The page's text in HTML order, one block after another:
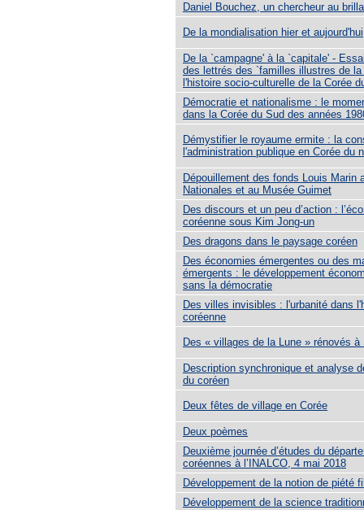
Daniel Bouchez, un chercheur au
De la mondialisation hier et aujourd'hui
De la `campagne' à la `capitale' -
des lettrés des `familles illustres de
l'histoire socio-culturelle de la Corée
Démocratie et nationalisme : le
dans la Corée du Sud des années
Démystifier le royaume ermite : la
l'administration publique en Corée du
Dépouillement des fonds Louis Marin
Nationales et au Musée Guimet
Des discours et un peu d’action :
coréenne sous Kim Jong-un
Des dragons dans le paysage coréen
Des économies émergentes ou des
émergents : le développement
sans la démocratie
Des villes invisibles : l'urbanité dans
coréenne
Des « villages de la Lune » rénovés à
Description synchronique et analyse
du coréen
Deux fêtes de village en Corée
Deux poèmes
Deuxième journée d’études du
coréennes à l’INALCO, 4 mai 2018
Développement de la notion de piété
Développement de la science